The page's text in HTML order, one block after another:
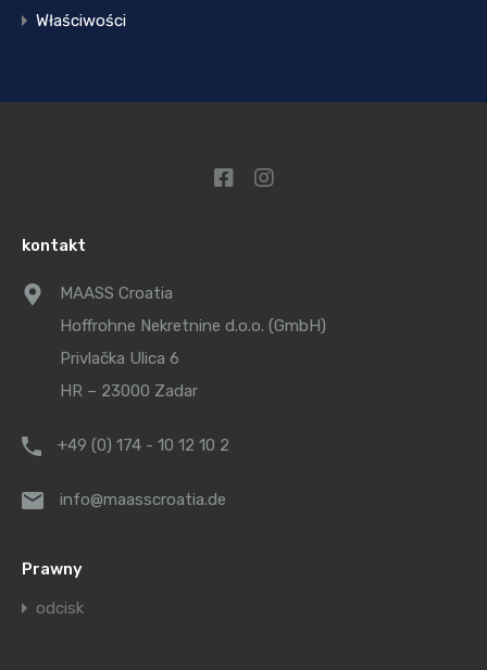
Właściwości
kontakt
MAASS Croatia
Hoffrohne Nekretnine d.o.o. (GmbH)
Privlačka Ulica 6
HR – 23000 Zadar
+49 (0) 174 - 10 12 10 2
info@maasscroatia.de
Prawny
odcisk